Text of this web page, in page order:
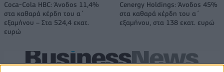
Coca-Cola HBC: Άνοδος 11,4%
στα καθαρά κέρδη του α΄
εξαμήνου – Στα 524,4 εκατ.
ευρώ
Cenergy Holdings: Άνοδος 45%
στα καθαρά κέρδη του α΄
εξαμήνου, στα 138 εκατ. ευρώ